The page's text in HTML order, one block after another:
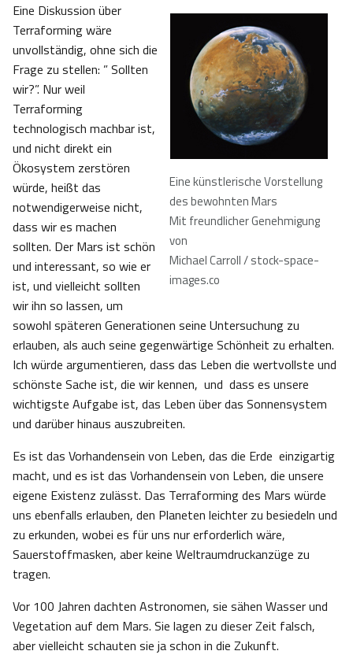
Eine künstlerische Vorstellung
des bewohnten Mars
Mit freundlicher Genehmigung
von
Michael Carroll / stock-space-
images.co
Eine Diskussion über
Terraforming wäre
unvollständig, ohne sich die
Frage zu stellen: ” Sollten
wir?”. Nur weil
Terraforming
technologisch machbar ist,
und nicht direkt ein
Ökosystem zerstören
würde, heißt das
notwendigerweise nicht,
dass wir es machen
sollten. Der Mars ist schön
und interessant, so wie er
ist, und vielleicht sollten
wir ihn so lassen, um
sowohl späteren Generationen seine Untersuchung zu
erlauben, als auch seine gegenwärtige Schönheit zu erhalten.
Ich würde argumentieren, dass das Leben die wertvollste und
schönste Sache ist, die wir kennen, und dass es unsere
wichtigste Aufgabe ist, das Leben über das Sonnensystem
und darüber hinaus auszubreiten.
Es ist das Vorhandensein von Leben, das die Erde einzigartig
macht, und es ist das Vorhandensein von Leben, die unsere
eigene Existenz zulässt. Das Terraforming des Mars würde
uns ebenfalls erlauben, den Planeten leichter zu besiedeln und
zu erkunden, wobei es für uns nur erforderlich wäre,
Sauerstoffmasken, aber keine Weltraumdruckanzüge zu
tragen.
Vor 100 Jahren dachten Astronomen, sie sähen Wasser und
Vegetation auf dem Mars. Sie lagen zu dieser Zeit falsch,
aber vielleicht schauten sie ja schon in die Zukunft.